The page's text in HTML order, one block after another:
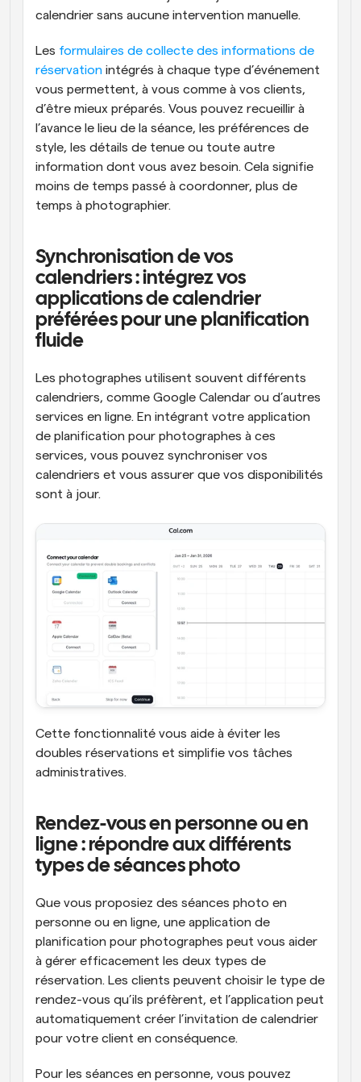
calendrier sans aucune intervention manuelle.
Les formulaires de collecte des informations de
réservation intégrés à chaque type d’événement
vous permettent, à vous comme à vos clients,
d’être mieux préparés. Vous pouvez recueillir à
l’avance le lieu de la séance, les préférences de
style, les détails de tenue ou toute autre
information dont vous avez besoin. Cela signifie
moins de temps passé à coordonner, plus de
temps à photographier.
Synchronisation de vos
calendriers : intégrez vos
applications de calendrier
préférées pour une planification
fluide
Les photographes utilisent souvent différents
calendriers, comme Google Calendar ou d’autres
services en ligne. En intégrant votre application
de planification pour photographes à ces
services, vous pouvez synchroniser vos
calendriers et vous assurer que vos disponibilités
sont à jour.
Cette fonctionnalité vous aide à éviter les
doubles réservations et simplifie vos tâches
administratives.
Rendez-vous en personne ou en
ligne : répondre aux différents
types de séances photo
Que vous proposiez des séances photo en
personne ou en ligne, une application de
planification pour photographes peut vous aider
à gérer efficacement les deux types de
réservation. Les clients peuvent choisir le type de
rendez-vous qu’ils préfèrent, et l’application peut
automatiquement créer l’invitation de calendrier
pour votre client en conséquence.
Pour les séances en personne, vous pouvez